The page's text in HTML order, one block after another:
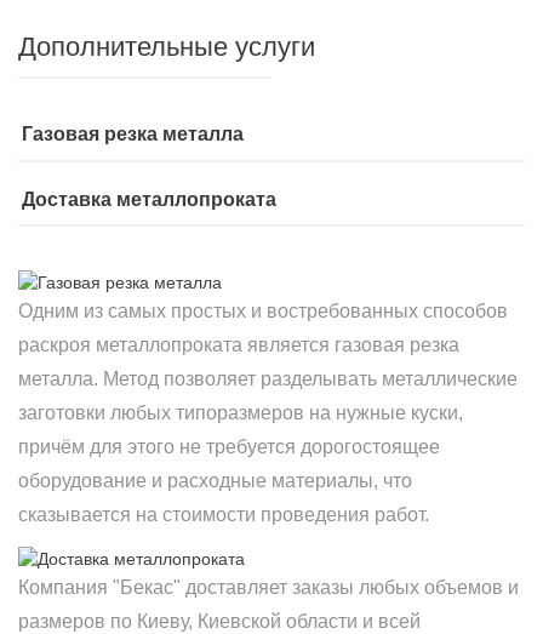
Дополнительные услуги
Газовая резка металла
Доставка металлопроката
Одним из самых простых и востребованных способов
раскроя металлопроката является газовая резка
металла. Метод позволяет разделывать металлические
заготовки любых типоразмеров на нужные куски,
причём для этого не требуется дорогостоящее
оборудование и расходные материалы, что
сказывается на стоимости проведения работ.
Компания "Бекас" доставляет заказы любых объемов и
размеров по Киеву, Киевской области и всей